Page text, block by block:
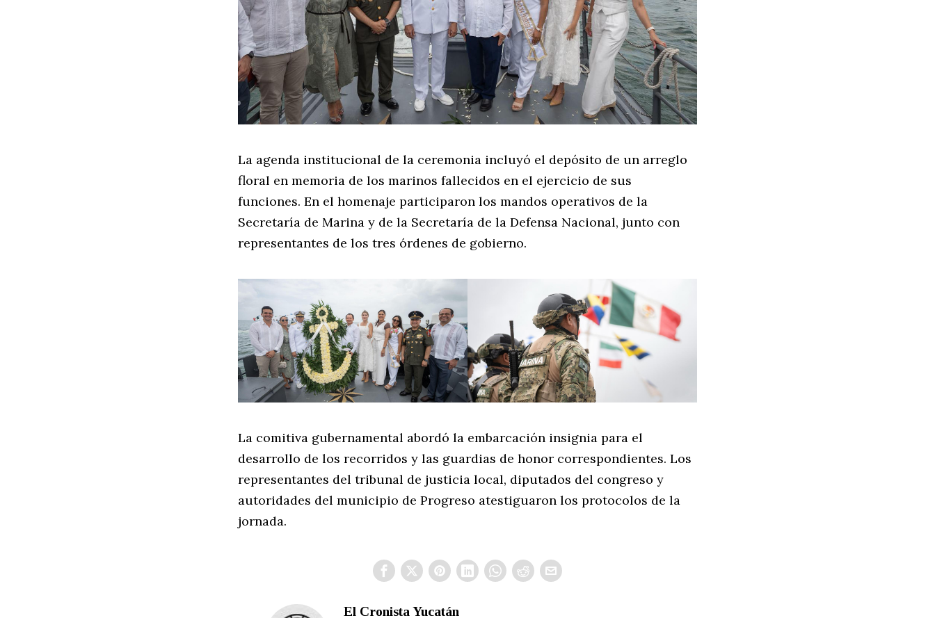
La agenda institucional de la ceremonia incluyó el depósito de un arreglo
floral en memoria de los marinos fallecidos en el ejercicio de sus
funciones. En el homenaje participaron los mandos operativos de la
Secretaría de Marina y de la Secretaría de la Defensa Nacional, junto con
representantes de los tres órdenes de gobierno.
La comitiva gubernamental abordó la embarcación insignia para el
desarrollo de los recorridos y las guardias de honor correspondientes. Los
representantes del tribunal de justicia local, diputados del congreso y
autoridades del municipio de Progreso atestiguaron los protocolos de la
jornada.
El Cronista Yucatán